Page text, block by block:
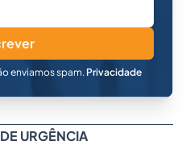
enviamos spam. Privacidade
URGÊNCIA